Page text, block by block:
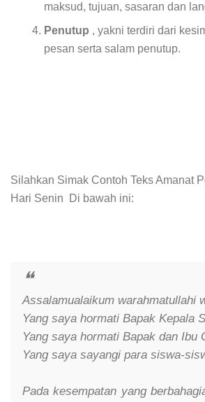
maksud, tujuan, sasaran dan
Penutup , yakni terdiri dari
pesan serta salam penutup.
Silahkan Simak Contoh Teks Amanat
Hari Senin Di bawah ini:
Assalamualaikum warahmatullahi
Yang saya hormati Bapak Kepala
Yang saya hormati Bapak dan Ibu
Yang saya sayangi para siswa-
Pada kesempatan yang